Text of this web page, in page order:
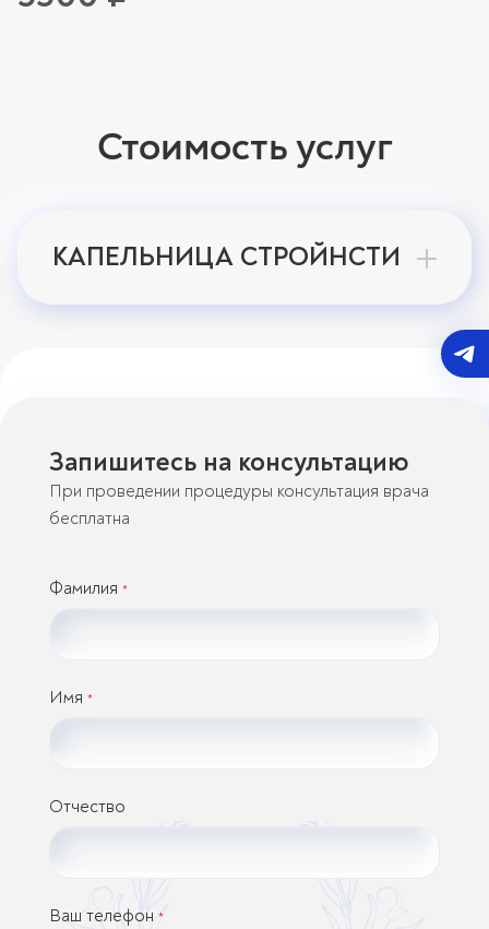
Стоимость услуг
КАПЕЛЬНИЦА СТРОЙНСТИ
Запишитесь на консультацию
При проведении процедуры консультация врача
бесплатна
Фамилия *
Имя *
Отчество
Ваш телефон *